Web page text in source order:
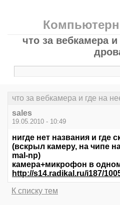
что за вебкамера
что за вебкамера и где на
sales
19.05.2010 - 10:49
нигде нет названия и где
(вскрыл камеру, на чипе
mal-np)
камера+микрофон в
http://s14.radikal.ru/i187/
К списку тем